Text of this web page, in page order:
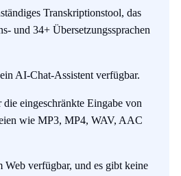
Transkriptionstool, das
und 34+ Übersetzungssprachen
AI-Chat-Assistent verfügbar.
die eingeschränkte Eingabe von
wie MP3, MP4, WAV, AAC
verfügbar, und es gibt keine